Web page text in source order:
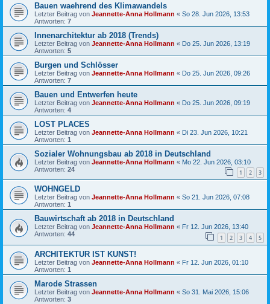
Bauen waehrend des Klimawandels
Letzter Beitrag von Jeannette-Anna Hollmann « So 28. Jun 2026, 13:53
Antworten: 7
Innenarchitektur ab 2018 (Trends)
Letzter Beitrag von Jeannette-Anna Hollmann « Do 25. Jun 2026, 13:19
Antworten: 5
Burgen und Schlösser
Letzter Beitrag von Jeannette-Anna Hollmann « Do 25. Jun 2026, 09:26
Antworten: 7
Bauen und Entwerfen heute
Letzter Beitrag von Jeannette-Anna Hollmann « Do 25. Jun 2026, 09:19
Antworten: 4
LOST PLACES
Letzter Beitrag von Jeannette-Anna Hollmann « Di 23. Jun 2026, 10:21
Antworten: 1
Sozialer Wohnungsbau ab 2018 in Deutschland
Letzter Beitrag von Jeannette-Anna Hollmann « Mo 22. Jun 2026, 03:10
Antworten: 24 1 2 3
WOHNGELD
Letzter Beitrag von Jeannette-Anna Hollmann « So 21. Jun 2026, 07:08
Antworten: 1
Bauwirtschaft ab 2018 in Deutschland
Letzter Beitrag von Jeannette-Anna Hollmann « Fr 12. Jun 2026, 13:40
Antworten: 44 1 2 3 4 5
ARCHITEKTUR IST KUNST!
Letzter Beitrag von Jeannette-Anna Hollmann « Fr 12. Jun 2026, 01:10
Antworten: 1
Marode Strassen
Letzter Beitrag von Jeannette-Anna Hollmann « So 31. Mai 2026, 15:06
Antworten: 3